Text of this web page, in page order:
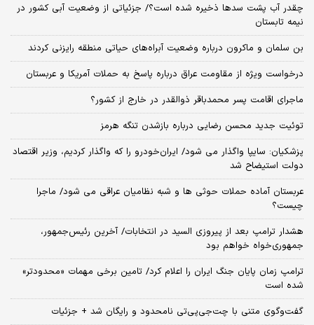
چقدر آب پشت سدها ذخیره شده است؟/ جزئیاتی از وضعیت آبی کشور در
نیمه تابستان
بن سلمان و ماکرون درباره وضعیت آبراه‌های حیاتی منطقه رایزنی کردند
درخواست ویژه از مقاومت عراق درباره پاسخ به حملات آمریکا و عربستان
ماجرای اقامت پسر محمدباقر ذوالقدر در خارج از کشور؟
توئیت جدید محسن رضایی درباره بازشدن تنگه هرمز
پزشکیان: سایپا واگذار می شود/ ایران‌خودرو را که واگذار کردیم، وزیر اقتصاد
دولت استیضاح شد
عربستان آماده حملات حوثی ها و شبه نظامیان عراقی می شود/ ماجرا
چیست؟
هشدار ترامپ بعد از پیروزی السید در انتخابات/ آخرین رئیس‌جمهور،
جمهوری‌خواه خواهم بود
ترامپ زمان پایان جنگ ایران را اعلام کرد/ تامین برخی مهمات «محدودتر»
شده است
گفت‌وگوی متنی با چت‌جی‌پی‌تی نامحدود و رایگان شد + جزئیات